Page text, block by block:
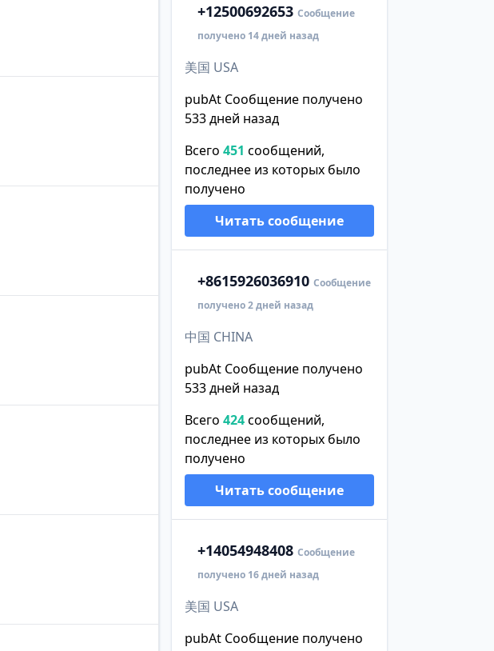
+12500692653 Сообщение
получено 14 дней назад
美国 USA
pubAt Сообщение получено
533 дней назад
Всего 451 сообщений,
последнее из которых было
получено
Читать сообщение
+8615926036910 Сообщение
получено 2 дней назад
中国 CHINA
pubAt Сообщение получено
533 дней назад
Всего 424сообщений,
последнее из которых было
получено
Читать сообщение
+14054948408 Сообщение
получено 16 дней назад
美国 USA
pubAt Сообщение получено